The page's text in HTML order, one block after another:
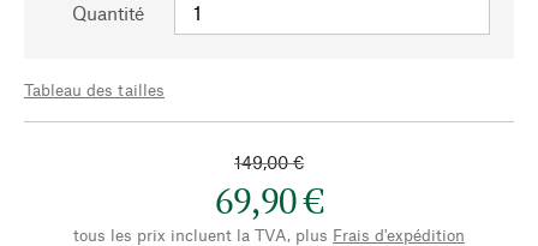
Quantité
Tableau des tailles
149,00 €
69,90 €
tous les prix incluent la TVA, plus Frais d'expédition